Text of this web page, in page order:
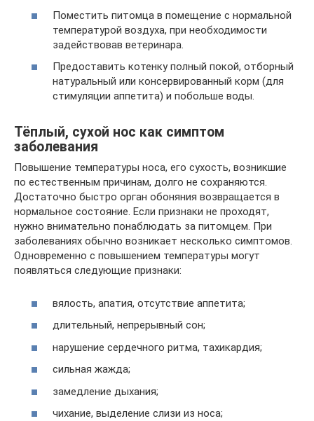
Поместить питомца в помещение с нормальной
температурой воздуха, при необходимости
задействовав ветеринара.
Предоставить котенку полный покой, отборный
натуральный или консервированный корм (для
стимуляции аппетита) и побольше воды.
Тёплый, сухой нос как симптом
заболевания
Повышение температуры носа, его сухость, возникшие
по естественным причинам, долго не сохраняются.
Достаточно быстро орган обоняния возвращается в
нормальное состояние. Если признаки не проходят,
нужно внимательно понаблюдать за питомцем. При
заболеваниях обычно возникает несколько симптомов.
Одновременно с повышением температуры могут
появляться следующие признаки:
вялость, апатия, отсутствие аппетита;
длительный, непрерывный сон;
нарушение сердечного ритма, тахикардия;
сильная жажда;
замедление дыхания;
чихание, выделение слизи из носа;